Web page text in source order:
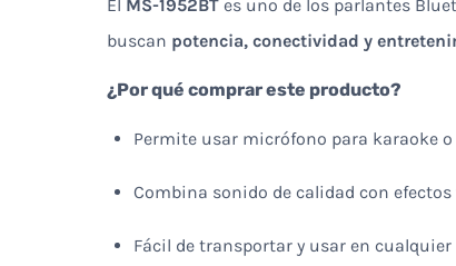
El MS-1952BT es uno de los parlantes
buscan potencia, conectividad y
¿Por qué comprar este producto?
Permite usar micrófono para karaoke
Combina sonido de calidad con efectos
Fácil de transportar y usar en cualquier